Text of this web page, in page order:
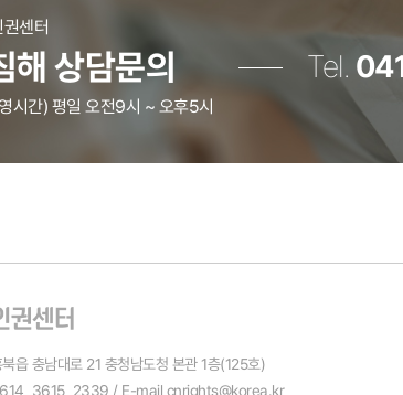
센터
해 상담문의
시간) 평일 오전9시 ~ 오후5시
Tel.
읍 충남대로 21 충청남도청 본관 1층(125호)
3615, 2339 / E-mail cnrights@korea.kr